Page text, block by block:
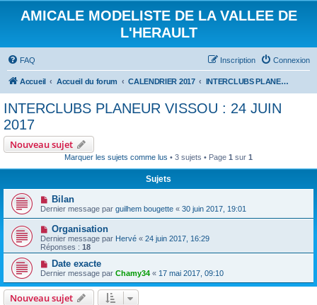
AMICALE MODELISTE DE LA VALLEE DE
L'HERAULT
FAQ Connexion
Inscription
Accueil Accueil du forum CALENDRIER 2017 INTERCLUBS PLANEUR VISSOU : 24 JUIN 2017
INTERCLUBS PLANEUR VISSOU : 24 JUIN
2017
Nouveau sujet
Marquer les sujets comme lus • 3 sujets • Page 1 sur 1
Sujets
Bilan
Dernier message par guilhem bougette « 30 juin 2017, 19:01
Organisation
Dernier message par Hervé « 24 juin 2017, 16:29
Réponses : 18
Date exacte
Dernier message par Chamy34 « 17 mai 2017, 09:10
Nouveau sujet